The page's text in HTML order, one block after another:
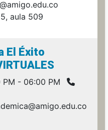
aula 509
El Éxito
PM - 06:00 PM